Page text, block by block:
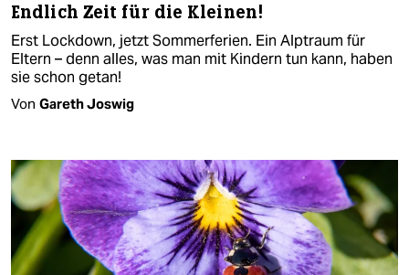
Endlich Zeit für die Kleinen!
Erst Lockdown, jetzt Sommerferien. Ein Alptraum für
Eltern – denn alles, was man mit Kindern tun kann, haben
sie schon getan!
Von Gareth Joswig